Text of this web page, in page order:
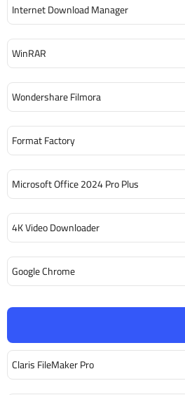
Claris FileMaker Pro
Internet Download Manager
WinRAR
Wondershare Filmora
Format Factory
Microsoft Office 2024 Pro Plus
4K Video Downloader
Google Chrome